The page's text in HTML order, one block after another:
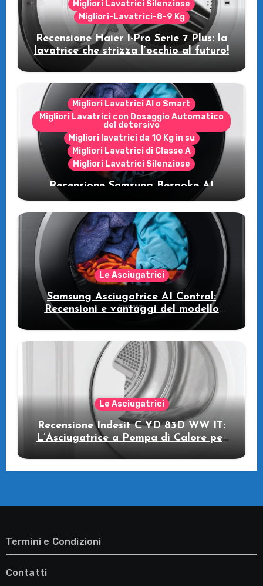
Migliori Lavatrici Silenziose
Migliori-Lavatrici-8-9 Kg
Recensione Haier I-Pro Serie 7 Plus: la
lavatrice che strizza l’occhio al futuro!
Migliori Lavatrici AI o Smart
Migliori Lavatrici con Dosaggio Automatico
del detersivo
Migliori lavatrici da 10 Kg in su
Migliori Lavatrici di Classe A
Migliori Lavatrici Silenziose
Recensione Samsung Bespoke AI
WW11DB7B94GE/U3: la lavatrice
intelligente che fa risparmiare
Le Asciugatrici
Samsung Asciugatrice AI Control:
Recensioni e vantaggi del modello
Le Asciugatrici
Recensione Indesit C YD 83D WW IT:
L’Asciugatrice a Pompa di Calore per
il Tuo Benessere
Termini e Condizioni
Contatti